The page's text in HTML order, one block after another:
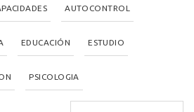
AUTOCONTROL
EDUCACIÓN ESTUDIO
PSICOLOGIA